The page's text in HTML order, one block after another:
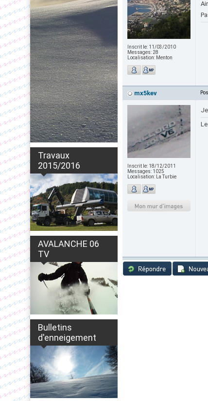
Travaux
2015/2016
AVALANCHE 06
TV
Bulletins
d'enneigement
Inscrit le: 11/03/2010
Messages: 28
Localisation: Menton
mx5kev
Inscrit le: 18/12/2011
Messages: 1025
Localisation:
La Turbie